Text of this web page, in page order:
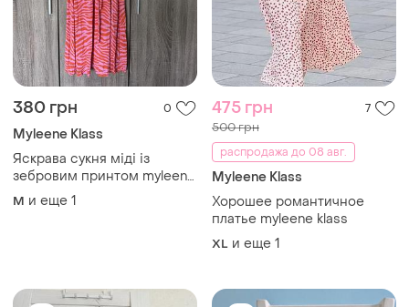
380 грн 0
Myleene Klass
Яскрава сукня міді із
зебровим принтом myleene
klass
M и еще 1
475 грн 7
500 грн
распродажа до 08 авг.
Myleene Klass
Хорошее романтичное
платье myleene klass
XL и еще 1